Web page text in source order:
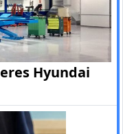
Hyundai